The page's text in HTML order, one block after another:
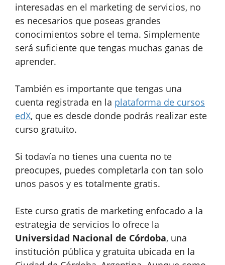
interesadas en el marketing de servicios, no
es necesarios que poseas grandes
conocimientos sobre el tema. Simplemente
será suficiente que tengas muchas ganas de
aprender.
También es importante que tengas una
cuenta registrada en la plataforma de cursos
edX, que es desde donde podrás realizar este
curso gratuito.
Si todavía no tienes una cuenta no te
preocupes, puedes completarla con tan solo
unos pasos y es totalmente gratis.
Este curso gratis de marketing enfocado a la
estrategia de servicios lo ofrece la
Universidad Nacional de Córdoba, una
institución pública y gratuita ubicada en la